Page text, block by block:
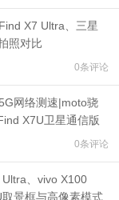
X7 Ultra、三星
照对比
0条评论
网络测速|moto骁
X7U卫星通信版
0条评论
、vivo X100
景框与高像素模式